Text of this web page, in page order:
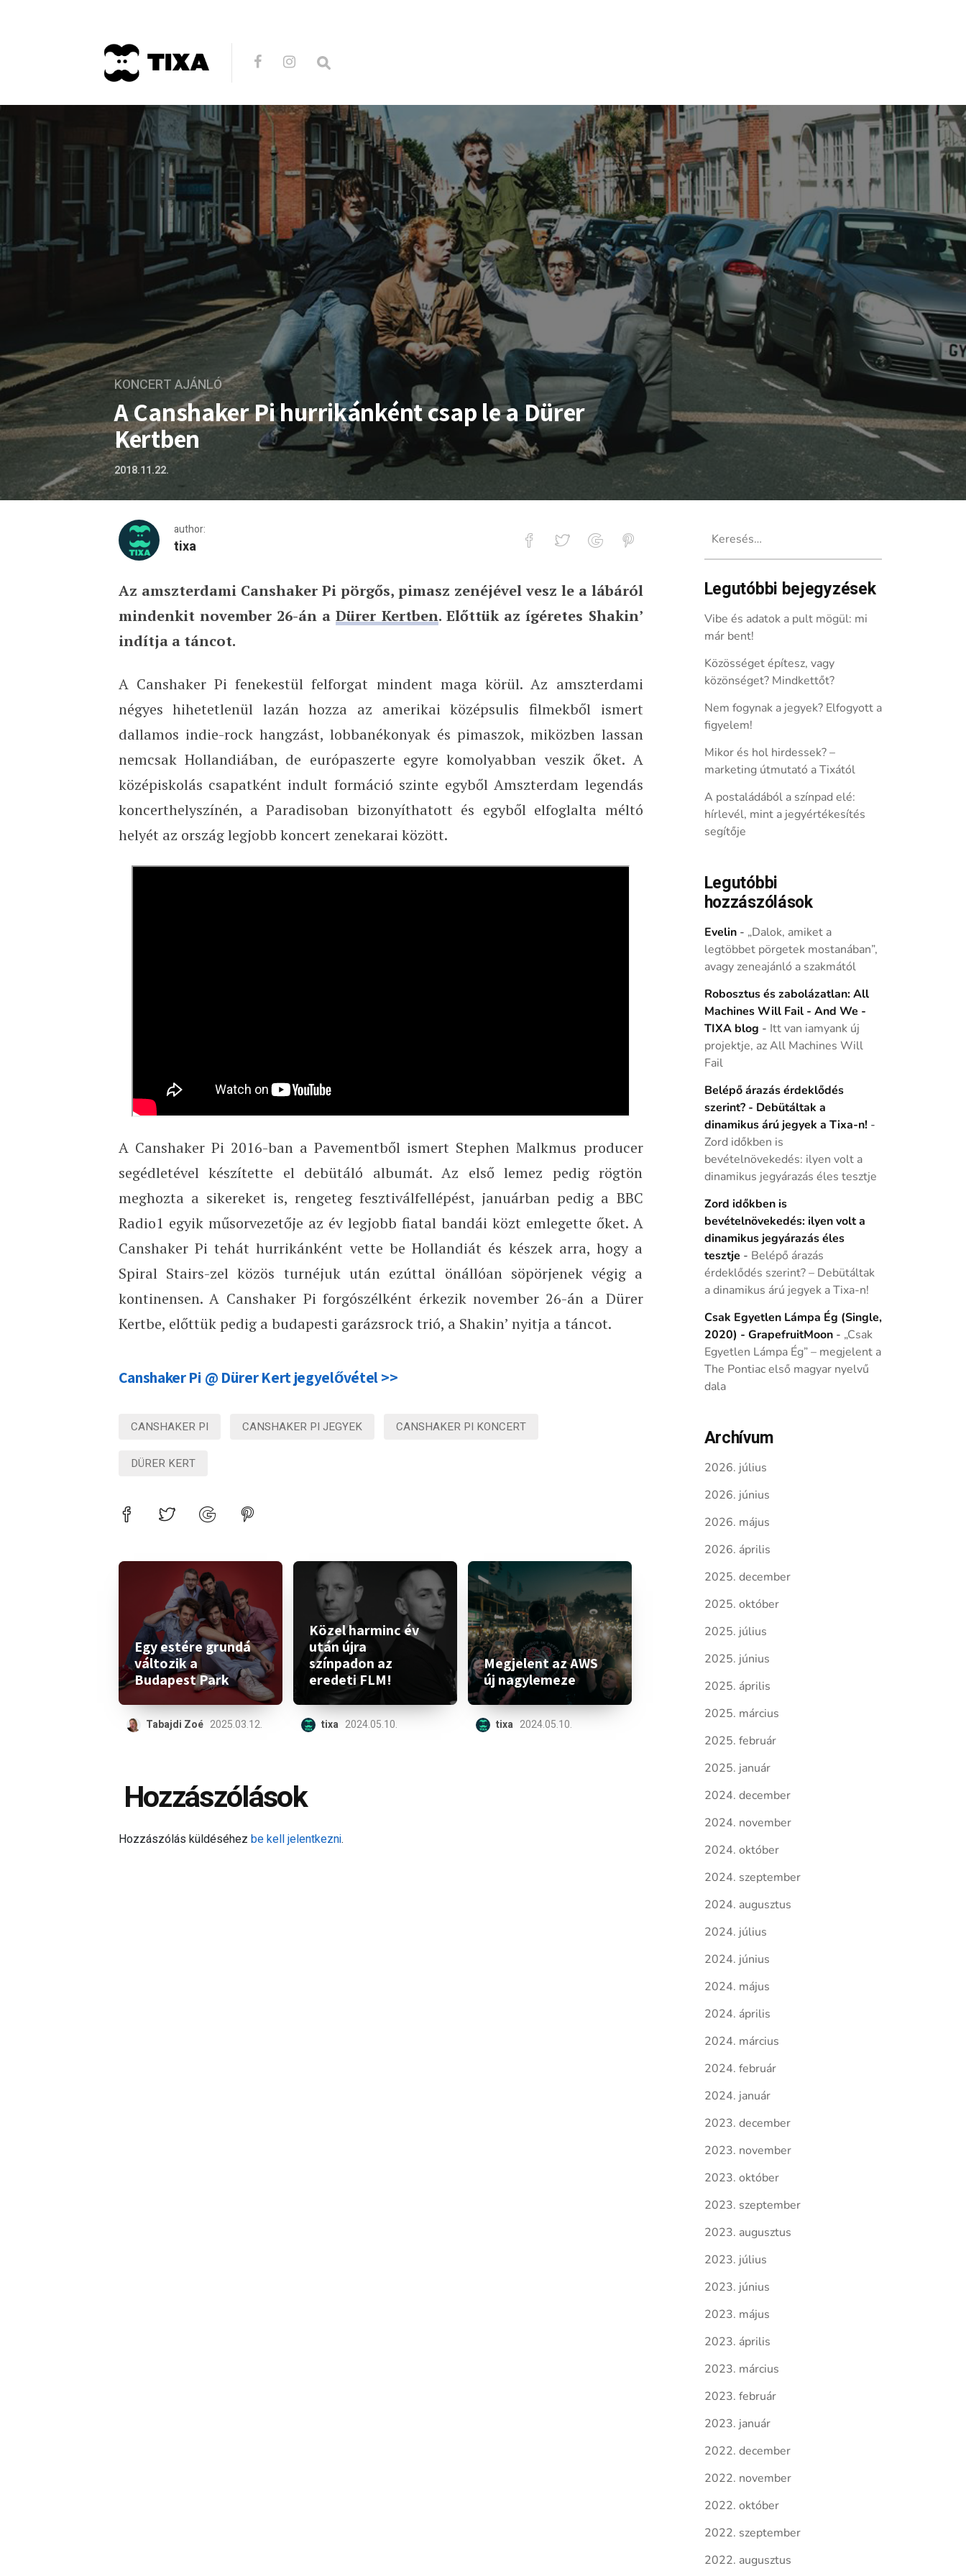
KONCERT AJÁNLÓ
A Canshaker Pi hurrikánként csap le a Dürer
Kertben
2018.11.22.
author:
tixa
A Canshaker Pi hurrikánként csap le a Dürer Kertben
Az amszterdami Canshaker Pi pörgős, pimasz zenéjével vesz le a lábáról
mindenkit november 26-án aDürer Kertben. Előttük az ígéretes Shakin’
indítja a táncot.
A Canshaker Pi fenekestül felforgat mindent maga körül. Az amszterdami
négyes hihetetlenül lazán hozza az amerikai középsulis filmekből ismert
dallamos indie-rock hangzást, lobbanékonyak és pimaszok, miközben lassan
nemcsak Hollandiában, de európaszerte egyre komolyabban veszik őket. A
középiskolás csapatként indult formáció szinte egyből Amszterdam legendás
koncerthelyszínén, a Paradisoban bizonyíthatott és egyből elfoglalta méltó
helyét az ország legjobb koncert zenekarai között.
A Canshaker Pi 2016-ban a Pavementből ismert Stephen Malkmus producer
segédletével készítette el debütáló albumát. Az első lemez pedig rögtön
meghozta a sikereket is, rengeteg fesztiválfellépést, januárban pedig a BBC
Radio1 egyik műsorvezetője az év legjobb fiatal bandái közt emlegette őket. A
Canshaker Pi tehát hurrikánként vette be Hollandiát és készek arra, hogy a
Spiral Stairs-zel közös turnéjuk után ezúttal önállóan söpörjenek végig a
kontinensen. A Canshaker Pi forgószélként érkezik november 26-án a Dürer
Kertbe, előttük pedig a budapesti garázsrock trió, a Shakin’ nyitja a táncot.
Canshaker Pi @ Dürer Kert jegyelővétel >>
CANSHAKER PI CANSHAKER PI JEGYEK CANSHAKER PI KONCERT
DÜRER KERT
Egy estére grundá
változik a
Budapest Park
Tabajdi Zoé 2025.03.12.
Közel harminc év
után újra
színpadon az
eredeti FLM!
tixa 2024.05.10.
Megjelent az AWS
új nagylemeze
tixa 2024.05.10.
Hozzászólások
Hozzászólás küldéséhez be kell jelentkezni.
Legutóbbi bejegyzések
Vibe és adatok a pult mögül: mi
már bent!
Közösséget építesz, vagy
közönséget? Mindkettőt?
Nem fogynak a jegyek? Elfogyott a
figyelem!
Mikor és hol hirdessek? –
marketing útmutató a Tixától
A postaládából a színpad elé:
hírlevél, mint a jegyértékesítés
segítője
Legutóbbi
hozzászólások
Evelin- „Dalok, amiket a
legtöbbet pörgetek mostanában”,
avagy zeneajánló a szakmától
Robosztus és zabolázatlan: All
Machines Will Fail - And We -
TIXA blog - Itt van iamyank új
projektje, az All Machines Will
Fail
Belépő árazás érdeklődés
szerint? - Debütáltak a
dinamikus árú jegyek a Tixa-n! -
Zord időkben is
bevételnövekedés: ilyen volt a
dinamikus jegyárazás éles tesztje
Zord időkben is
bevételnövekedés: ilyen volt a
dinamikus jegyárazás éles
tesztje - Belépő árazás
érdeklődés szerint? – Debütáltak
a dinamikus árú jegyek a Tixa-n!
Csak Egyetlen Lámpa Ég (Single,
2020) - GrapefruitMoon- „Csak
Egyetlen Lámpa Ég” – megjelent a
The Pontiac első magyar nyelvű
dala
Archívum
2026. július
2026. június
2026. május
2026. április
2025. december
2025. október
2025. július
2025. június
2025. április
2025. március
2025. február
2025. január
2024. december
2024. november
2024. október
2024. szeptember
2024. augusztus
2024. július
2024. június
2024. május
2024. április
2024. március
2024. február
2024. január
2023. december
2023. november
2023. október
2023. szeptember
2023. augusztus
2023. július
2023. június
2023. május
2023. április
2023. március
2023. február
2023. január
2022. december
2022. november
2022. október
2022. szeptember
2022. augusztus